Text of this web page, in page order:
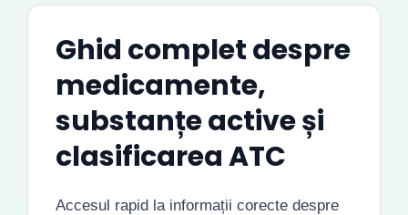
Ghid complet despre
medicamente,
substanțe active și
clasificarea ATC
Accesul rapid la informații corecte despre